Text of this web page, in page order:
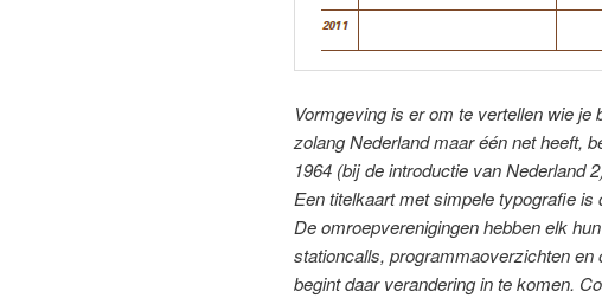
Vormgeving is er om te vertellen wie
zolang Nederland maar één net heeft,
1964 (bij de introductie van Nederland
Een titelkaart met simpele typografie is
De omroepverenigingen hebben elk
stationcalls, programmaoverzichten
begint daar verandering in te komen.